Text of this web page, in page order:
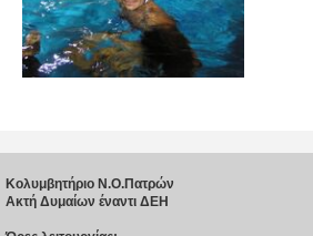
Κολυμβητήριο Ν.Ο.Πατρών
Ακτή Δυμαίων έναντι ΔΕΗ